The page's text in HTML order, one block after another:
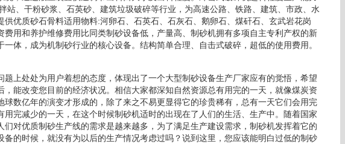
站、干粉砂浆、石英砂、建筑垃圾破碎等行业，为高速公路、铁路、建筑、市政、水
供优质砂石骨料适用物料:河卵石、石英石、石灰石、鹅卵石、煤矸石、玄武岩花岗
费用和养护维修费用比同类制砂设备低，产量高、制砂机拥有多项自主专利产权的新
体，成为机制砂行业的核心设备。结构简单合理、自击式破碎，超低的使用费用。
题上处处为用户着想的态度，体现出了一个大型制砂设备生产厂家应有的觉悟，希望
，能改变您目前的经济状况。相信大家都深知自然资源总有用完的一天，就像煤炭资
球数亿年的演变才形成的，除了来之不易更显得它的珍贵稀有，总有一天它们会用完
用完减少的一天，在这个时候制砂机适时的出现在了人们的生活、生产中。随着国家
们对优质制砂生产线的需求是越来越多，为了满足生产建设需求，制砂机发挥着它的
备的时候，就没有为以后的生产情况考虑过吗？说到这里，您应该能明白过低的制砂